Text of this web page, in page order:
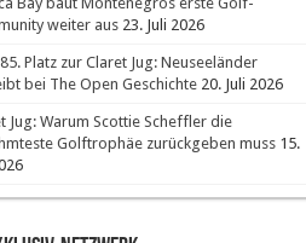
weiter aus 23. Juli 2026
Platz zur Claret Jug: Neuseeländer
bei The Open Geschichte 20. Juli 2026
Jug: Warum Scottie Scheffler die
Golftrophäe zurückgeben muss 15.